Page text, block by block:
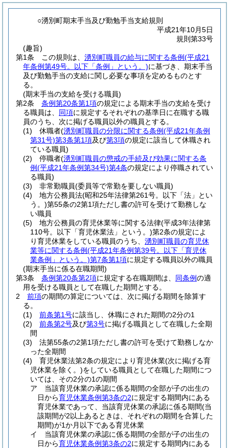
○湧別町期末手当及び勤勉手当支給規則
平成21年10月5日
規則第33号
(趣旨)
第1条
この規則は、 湧別町職員の給与に関する条例(平成21
年条例第49号。以下「条例」という。)に基づき、期末手当
及び勤勉手当の支給に関し必要な事項を定めるものとす
る。
(期末手当の支給を受ける職員)
第2条
条例第20条第1項の規定による期末手当の支給を受け
る職員は、 同項に規定するそれぞれの基準日に在職する職
員のうち、次に掲げる職員以外の職員とする。
(1)
休職者(湧別町職員の分限に関する条例(平成21年条例
第31号)第3条第1項及び第3項の規定に該当して休職され
ている職員)
(2)
停職者(湧別町職員の懲戒の手続及び効果に関する条
例(平成21年条例第34号)第4条の規定により停職されてい
る職員)
(3)
非常勤職員(委員等で常勤を要しない職員)
(4)
地方公務員法(昭和25年法律第261号。以下「法」とい
う。)第55条の2第1項ただし書の許可を受けて勤務しな
い職員
(5)
地方公務員の育児休業等に関する法律(平成3年法律第
110号。以下「育児休業法」という。)第2条の規定によ
り育児休業をしている職員のうち、 湧別町職員の育児休
業等に関する条例(平成21年条例第39号。以下「育児休
業条例」という。)第7条第1項に規定する職員以外の職員
(期末手当に係る在職期間)
第3条
条例第20条第2項に規定する在職期間は、 同条例の適
用を受ける職員として在職した期間とする。
2
前項の期間の算定については、次に掲げる期間を除算す
る。
(1)
前条第1号に該当し、休職にされた期間の2分の1
(2)
前条第2号及び第3号に掲げる職員として在職した全期
間
(3)
法第55条の2第1項ただし書の許可を受けて勤務しなか
った全期間
(4)
育児休業法第2条の規定により育児休業(次に掲げる育
児休業を除く。)をしている職員として在職した期間につ
いては、その2分の1の期間
ア
当該育児休業の承認に係る期間の全部が子の出生の
日から育児休業条例第3条の2に規定する期間内にある
育児休業であって、当該育児休業の承認に係る期間(当
該期間が2以上あるときは、それぞれの期間を合算した
期間)が1か月以下である育児休業
イ
当該育児休業の承認に係る期間の全部が子の出生の
日から育児休業条例第3条の2に規定する期間内にある